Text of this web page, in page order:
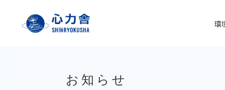
環
お知らせ